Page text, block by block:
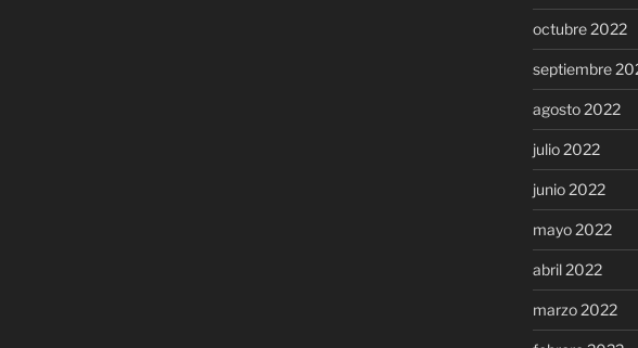
octubre 2022
septiembre
agosto 2022
julio 2022
junio 2022
mayo 2022
abril 2022
marzo 2022